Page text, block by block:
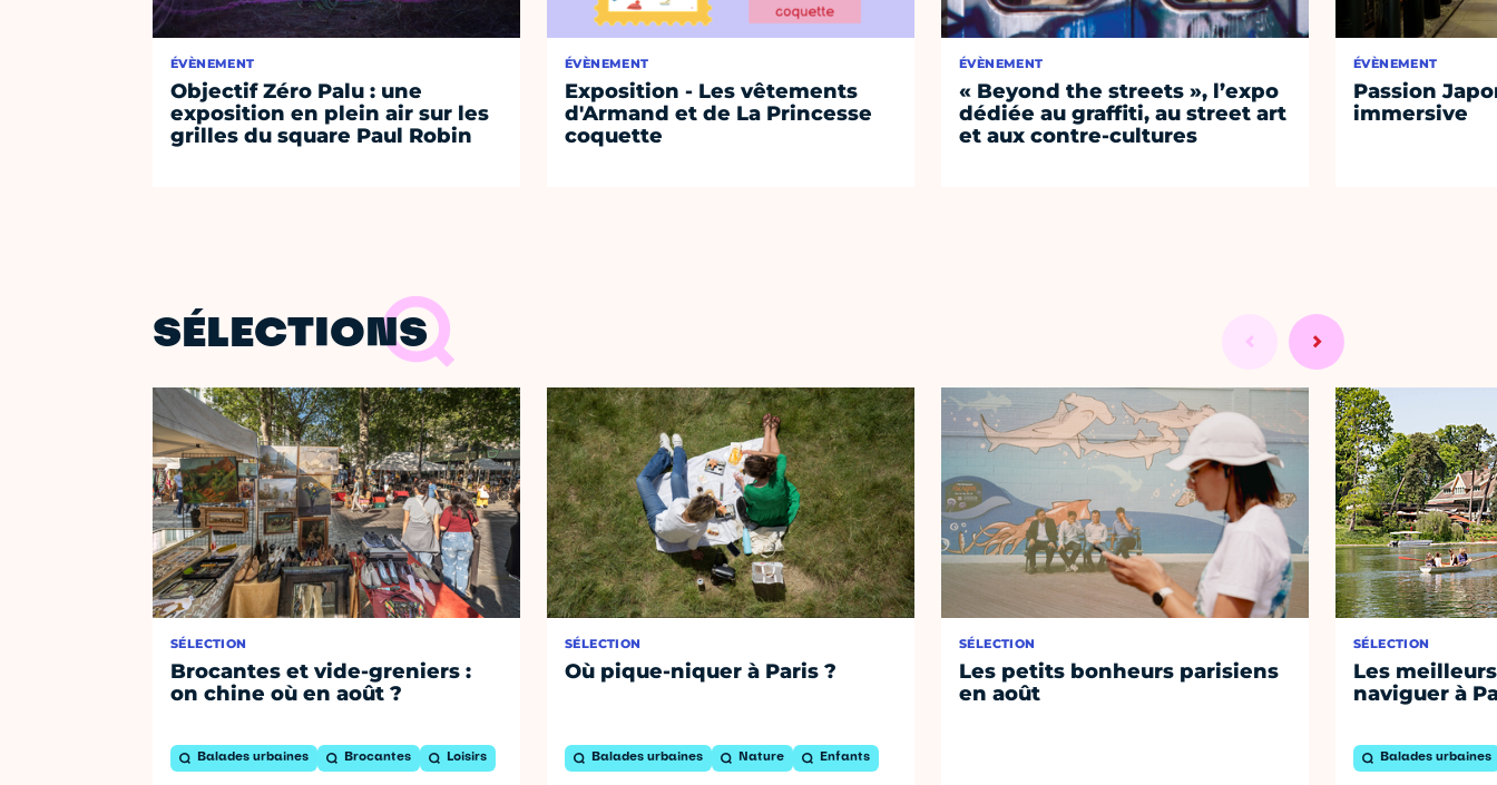
ÉVÈNEMENT
Objectif Zéro Palu : une
exposition en plein air sur les
grilles du square Paul Robin
ÉVÈNEMENT
Exposition - Les vêtements
d'Armand et de La Princesse
coquette
ÉVÈNEMENT
« Beyond the streets », l’expo
dédiée au graffiti, au street art
et aux contre-cultures
ÉVÈNEMENT
Passion
immersive
SÉLECTIONS
SÉLECTION
Brocantes et vide-greniers :
on chine où en août ?
Balades urbaines Brocantes Loisirs
SÉLECTION
Où pique-niquer à Paris ?
Balades urbaines Nature Enfants
SÉLECTION
Les petits bonheurs parisiens
en août
SÉLECTION
Les
naviguer à
Balades urbaines